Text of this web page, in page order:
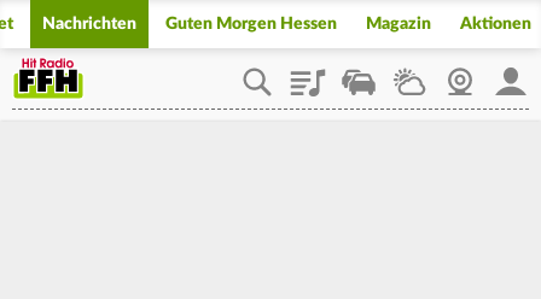
Nachrichten Guten Morgen Hessen Magazin Aktionen
PlaylistStaupilotWetterWebcam